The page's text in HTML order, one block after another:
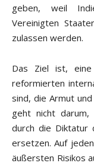
geben, weil
Vereinigten
zulassen werden.
Das Ziel ist,
reformierten
sind, die Armut
geht nicht
durch die Diktatur
ersetzen. Auf
äußersten Risikos